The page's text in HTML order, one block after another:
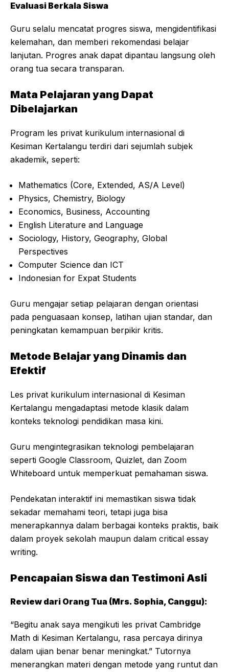
Evaluasi Berkala Siswa
Guru selalu mencatat progres siswa, mengidentifikasi
kelemahan, dan memberi rekomendasi belajar
lanjutan. Progres anak dapat dipantau langsung oleh
orang tua secara transparan.
Mata Pelajaran yang Dapat
Dibelajarkan
Program les privat kurikulum internasional di
Kesiman Kertalangu terdiri dari sejumlah subjek
akademik, seperti:
Mathematics (Core, Extended, AS/A Level)
Physics, Chemistry, Biology
Economics, Business, Accounting
English Literature and Language
Sociology, History, Geography, Global
Perspectives
Computer Science dan ICT
Indonesian for Expat Students
Guru mengajar setiap pelajaran dengan orientasi
pada penguasaan konsep, latihan ujian standar, dan
peningkatan kemampuan berpikir kritis.
Metode Belajar yang Dinamis dan
Efektif
Les privat kurikulum internasional di Kesiman
Kertalangu mengadaptasi metode klasik dalam
konteks teknologi pendidikan masa kini.
Guru mengintegrasikan teknologi pembelajaran
seperti Google Classroom, Quizlet, dan Zoom
Whiteboard untuk memperkuat pemahaman siswa.
Pendekatan interaktif ini memastikan siswa tidak
sekadar memahami teori, tetapi juga bisa
menerapkannya dalam berbagai konteks praktis, baik
dalam proyek sekolah maupun dalam critical essay
writing.
Pencapaian Siswa dan Testimoni Asli
Review dari Orang Tua (Mrs. Sophia, Canggu):
“Begitu anak saya mengikuti les privat Cambridge
Math di Kesiman Kertalangu, rasa percaya dirinya
dalam ujian benar benar meningkat.” Tutornya
menerangkan materi dengan metode yang runtut dan